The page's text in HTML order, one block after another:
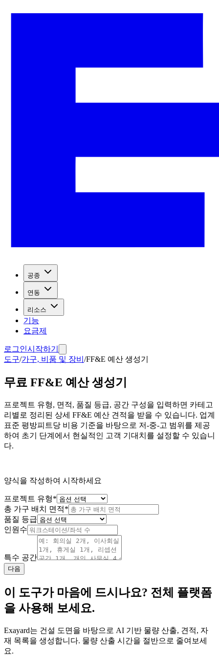
공종
연동
리소스
기능
요금제
로그인시작하기
도구/가구, 비품 및 장비 /FF&E 예산 생성기
무료 FF&E 예산 생성기
프로젝트 유형, 면적, 품질 등급, 공간 구성을 입력하면 카테고
리별로 정리된 상세 FF&E 예산 견적을 받을 수 있습니다. 업계
표준 평방피트당 비용 기준을 바탕으로 저-중-고 범위를 제공
하여 초기 단계에서 현실적인 고객 기대치를 설정할 수 있습니
다.
양식을 작성하여 시작하세요
프로젝트 유형*
총 가구 배치 면적*
품질 등급
인원수
특수 공간
다음
이 도구가 마음에 드시나요? 전체 플랫폼
을 사용해 보세요.
Exayard는 건설 도면을 바탕으로 AI 기반 물량 산출, 견적, 자
재 목록을 생성합니다. 물량 산출 시간을 절반으로 줄여보세
요.